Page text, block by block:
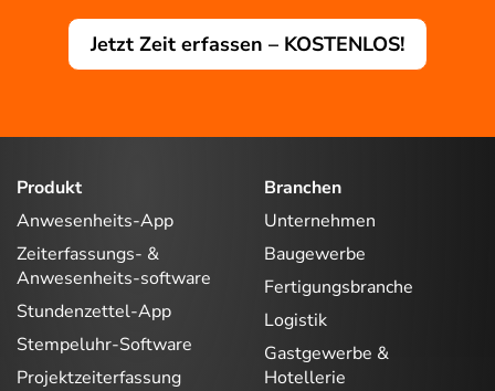
Jetzt Zeit erfassen – KOSTENLOS!
Produkt
Anwesenheits-App
Zeiterfassungs- &
Anwesenheits-software
Stundenzettel-App
Stempeluhr-Software
Projektzeiterfassung
Branchen
Unternehmen
Baugewerbe
Fertigungsbranche
Logistik
Gastgewerbe &
Hotellerie